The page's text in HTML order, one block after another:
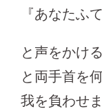
『あなたふ
と声をかけ
と両手首を
我を負わせま